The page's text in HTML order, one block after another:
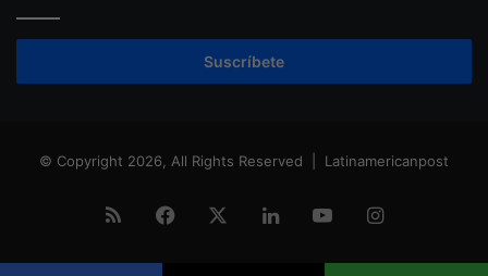
Suscríbete
© Copyright 2026, All Rights Reserved | Latinamericanpost
RSS Facebook LinkedInYouTubeInstagram